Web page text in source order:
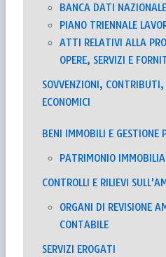
BANCA DATI
PIANO TRIENNALE
ATTI RELATIVI ALLA
OPERE, SERVIZI E
SOVVENZIONI,
ECONOMICI
BENI IMMOBILI E GESTIONE
PATRIMONIO
CONTROLLI E RILIEVI
ORGANI DI REVISIONE
CONTABILE
SERVIZI EROGATI